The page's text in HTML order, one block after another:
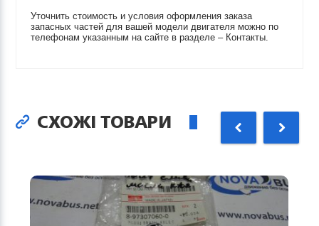
Уточнить стоимость и условия оформления заказа
запасных частей для вашей модели двигателя можно по
телефонам указанным на сайте в разделе – Контакты.
СХОЖІ ТОВАРИ